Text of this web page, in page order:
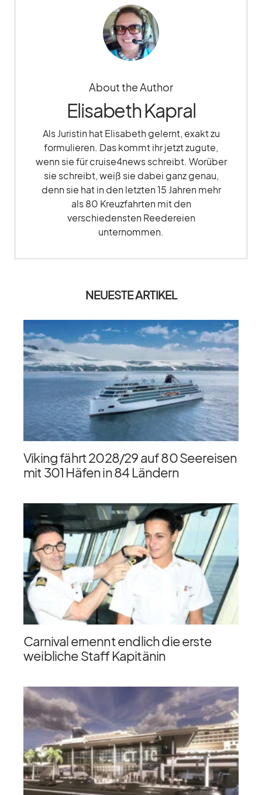
About the Author
Elisabeth Kapral
Als Juristin hat Elisabeth gelernt, exakt zu
formulieren. Das kommt ihr jetzt zugute,
wenn sie für cruise4news schreibt. Worüber
sie schreibt, weiß sie dabei ganz genau,
denn sie hat in den letzten 15 Jahren mehr
als 80 Kreuzfahrten mit den
verschiedensten Reedereien
unternommen.
NEUESTE ARTIKEL
Viking fährt 2028/​29 auf 80 Seereisen
mit 301 Häfen in 84 Ländern
Carnival ernennt endlich die erste
weibliche Staff Kapitänin